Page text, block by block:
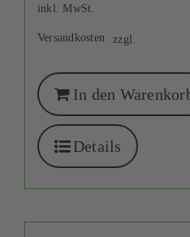
inkl. MwSt.
zzgl.
Versandkosten
In den
Details